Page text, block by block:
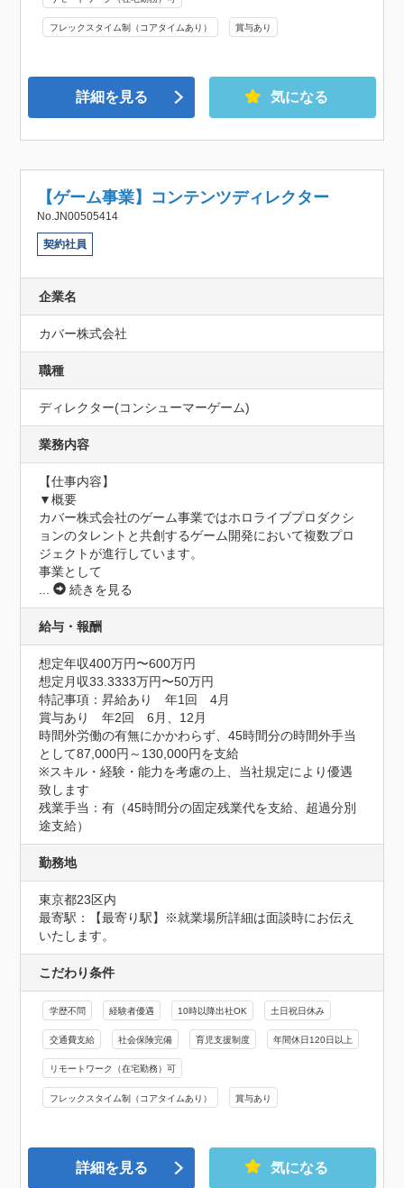
フレックスタイム制（コアタイムあり） 賞与あり
詳細を見る 気になる
【ゲーム事業】コンテンツディレクター
No.JN00505414
契約社員
企業名
カバー株式会社
職種
ディレクター(コンシューマーゲーム)
業務内容
【仕事内容】
▼概要
カバー株式会社のゲーム事業ではホロライブプロダクシ
ョンのタレントと共創するゲーム開発において複数プロ
ジェクトが進行しています。
事業として
...
続きを見る
給与・報酬
想定年収400万円〜600万円
想定月収33.3333万円〜50万円
特記事項：昇給あり　年1回　4月
賞与あり　年2回　6月、12月
時間外労働の有無にかかわらず、45時間分の時間外手当
として87,000円～130,000円を支給
※スキル・経験・能力を考慮の上、当社規定により優遇
致します
残業手当：有（45時間分の固定残業代を支給、超過分別
途支給）
勤務地
東京都23区内
最寄駅：【最寄り駅】※就業場所詳細は面談時にお伝え
いたします。
こだわり条件
学歴不問 経験者優遇 10時以降出社OK 土日祝日休み
交通費支給 社会保険完備 育児支援制度 年間休日120日以上
リモートワーク（在宅勤務）可
フレックスタイム制（コアタイムあり） 賞与あり
詳細を見る 気になる